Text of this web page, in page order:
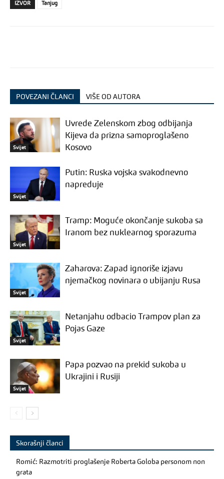
IZVOR Tanjug
POVEZANI ČLANCI VIŠE OD AUTORA
Svijet
Uvrede Zelenskom zbog odbijanja
Kijeva da prizna samoproglašeno
Kosovo
Svijet
Putin: Ruska vojska svakodnevno
napreduje
Svijet
Tramp: Moguće okončanje sukoba sa
Iranom bez nuklearnog sporazuma
Svijet
Zaharova: Zapad ignoriše izjavu
njemačkog novinara o ubijanju Rusa
Svijet
Netanjahu odbacio Trampov plan za
Pojas Gaze
Svijet
Papa pozvao na prekid sukoba u
Ukrajini i Rusiji
Skorašnji članci
Romić: Razmotriti proglašenje Roberta Goloba personom non
grata